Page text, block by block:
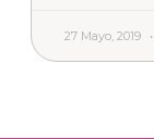
27 Mayo, 2019